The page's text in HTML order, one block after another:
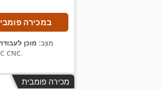
במכירה
מצב: מוכן
CNC,
מכירה פומבית